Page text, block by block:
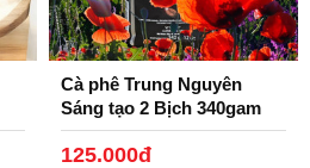
Cà phê Trung Nguyên
Sáng tạo 2 Bịch 340gam
125.000đ